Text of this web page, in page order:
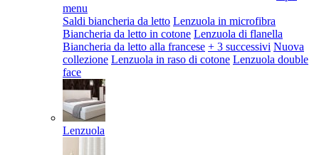
menu
Saldi biancheria da letto Lenzuola in microfibra
Biancheria da letto in cotone Lenzuola di flanella
Biancheria da letto alla francese + 3 successivi Nuova
collezione Lenzuola in raso di cotone Lenzuola double
face
Lenzuola